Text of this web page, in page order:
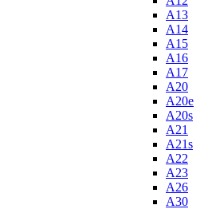
A13
A14
A15
A16
A17
A20
A20e
A20s
A21
A21s
A22
A23
A26
A30